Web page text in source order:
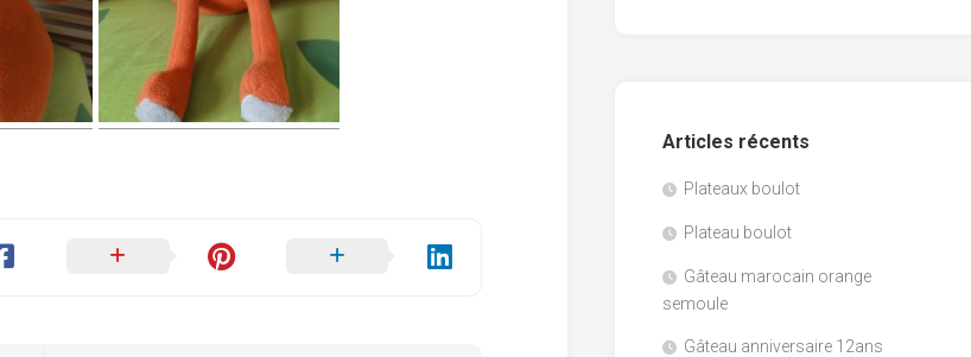
Articles récents
Plateaux boulot
Plateau boulot
Gâteau marocain orange
semoule
Gâteau anniversaire 12ans